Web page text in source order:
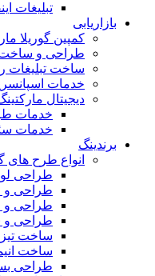
تبلیغات
بازاریابی
کمپین گوریلا
طراحی و
ساخت تبلیغات
خدمات
دیجیتال
خدمات
خدمات
برندینگ
انواع طرح
طراحی
طراحی و
طراحی و
طراحی و
ساخت
ساخت
طراحی